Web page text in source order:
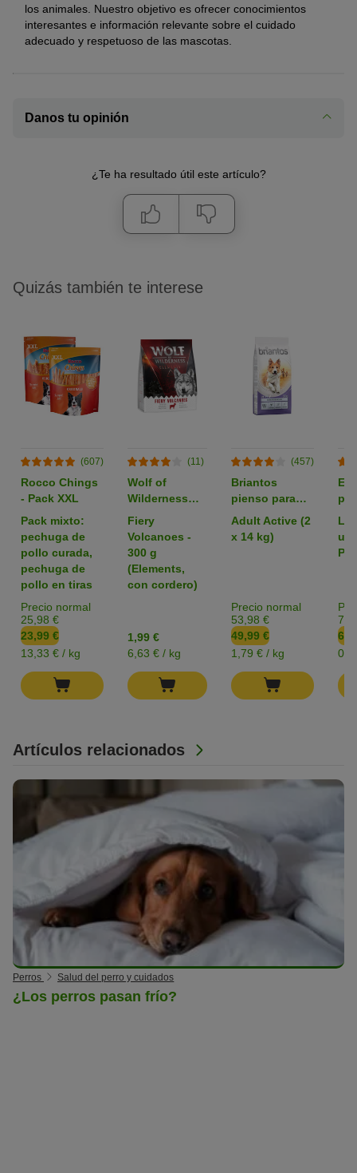
los animales. Nuestro objetivo es ofrecer conocimientos
interesantes e información relevante sobre el cuidado
adecuado y respetuoso de las mascotas.
Danos tu opinión
¿Te ha resultado útil este artículo?
Artículos relacionados
Perros Salud del perro y cuidados
¿Los perros pasan frío?
Quizás también te interese
(607)
Rocco Chings
- Pack XXL
Pack mixto:
pechuga de
pollo curada,
pechuga de
pollo en tiras
Precio normal
25,98 €
23,99 €
13,33 € / kg
(11)
Wolf of
Wilderness
pienso para
perros -
Formato de
prueba
Fiery
Volcanoes -
300 g
(Elements,
con cordero)
1,99 €
6,63 € / kg
(457)
Briantos
pienso para
perros - Pack
Ahorro
Adult Active (2
x 14 kg)
Precio normal
53,98 €
49,99 €
1,79 € / kg
L: